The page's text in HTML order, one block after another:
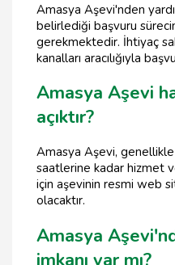
Amasya Aşevi'nden
belirlediği başvuru
gerekmektedir. İhtiyaç
kanalları aracılığıyla
Amasya Aşevi
açıktır?
Amasya Aşevi,
saatlerine kadar hizmet
için aşevinin resmi web
olacaktır.
Amasya
imkanı var mı?